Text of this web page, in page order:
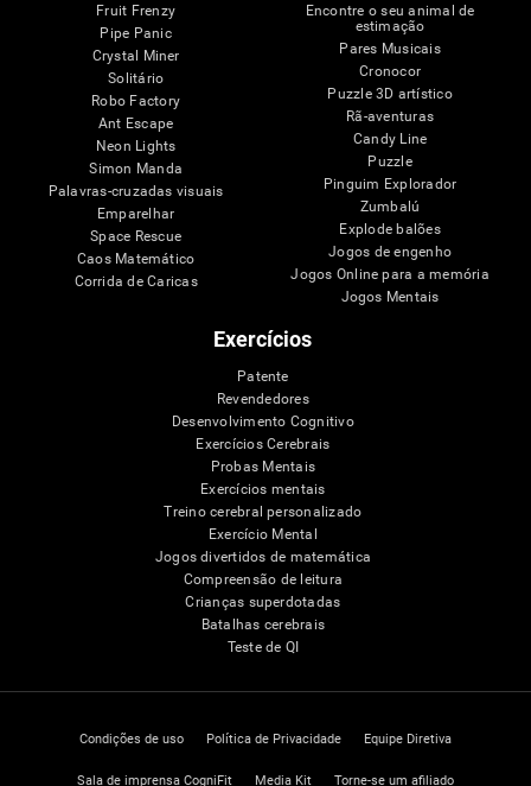
Fruit Frenzy
Pipe Panic
Crystal Miner
Solitário
Robo Factory
Ant Escape
Neon Lights
Simon Manda
Palavras-cruzadas visuais
Emparelhar
Space Rescue
Caos Matemático
Corrida de Caricas
Encontre o seu animal de
estimação
Pares Musicais
Cronocor
Puzzle 3D artístico
Rã-aventuras
Candy Line
Puzzle
Pinguim Explorador
Zumbalú
Explode balões
Jogos de engenho
Jogos Online para a memória
Jogos Mentais
Exercícios
Patente
Revendedores
Desenvolvimento Cognitivo
Exercícios Cerebrais
Probas Mentais
Exercícios mentais
Treino cerebral personalizado
Exercício Mental
Jogos divertidos de matemática
Compreensão de leitura
Crianças superdotadas
Batalhas cerebrais
Teste de QI
Condições de uso Política de Privacidade Equipe Diretiva
Sala de imprensa CogniFit Media Kit Torne-se um afiliado